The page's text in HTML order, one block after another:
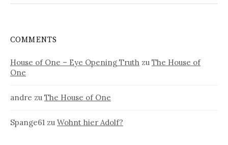
COMMENTS
House of One – Eye Opening Truth zu The House of
One
andre zu The House of One
Spange61 zu Wohnt hier Adolf?